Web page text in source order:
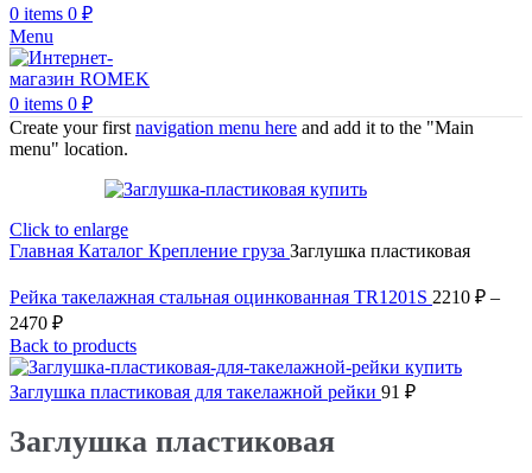
0 items 0 ₽
Menu
0 items 0 ₽
Create your first navigation menu here and add it to the "Main
menu" location.
Click to enlarge
Главная Каталог Крепление груза Заглушка пластиковая
Рейка такелажная стальная оцинкованная TR1201S 2210 ₽ –
2470 ₽
Back to products
Заглушка пластиковая для такелажной рейки 91 ₽
Заглушка пластиковая